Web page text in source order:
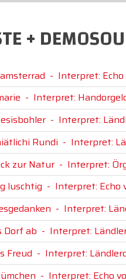
+
- Interpret:
- Interpret:
- Interpret:
Rundi - Interpret:
zur Natur- Interpret:
luschtig - Interpret: Echo
- Interpret:
Dorf ab - Interpret:
Freud - Interpret:
- Interpret: Echo